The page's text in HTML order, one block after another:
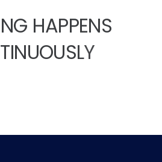
NG HAPPENS
TINUOUSLY